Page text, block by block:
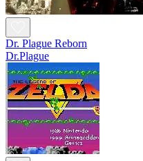
Dr. Plague Reborn
Dr.Plague